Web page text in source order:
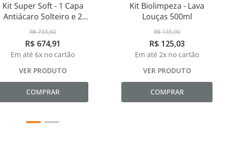
Kit Super Soft - 1 Capa
Antiácaro Solteiro e 2
Capas de Travesseiro
R$733,60
R$ 674,91
Em até 6x no cartão
VER PRODUTO
COMPRAR
Kit Biolimpeza - Lava
Louças 500ml
R$135,90
R$ 125,03
Em até 2x no cartão
VER PRODUTO
COMPRAR